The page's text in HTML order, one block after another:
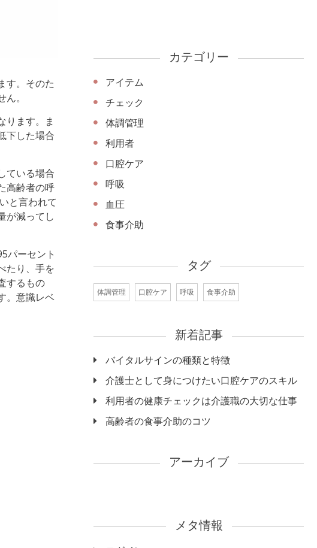
す。そのた
。
ります。ま
下した場合
ている場合
高齢者の呼
と言われて
が減ってし
パーセント
たり、手を
するもの
。意識レベ
カテゴリー
アイテム
チェック
体調管理
利用者
口腔ケア
呼吸
血圧
食事介助
タグ
体調管理 口腔ケア 呼吸 食事介助
新着記事
バイタルサインの種類と特徴
介護士として身につけたい口腔ケアのスキル
利用者の健康チェックは介護職の大切な仕事
高齢者の食事介助のコツ
アーカイブ
メタ情報